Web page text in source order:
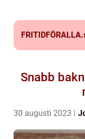
FRITIDFÖRALLA.
Snabb
30 augusti 2023